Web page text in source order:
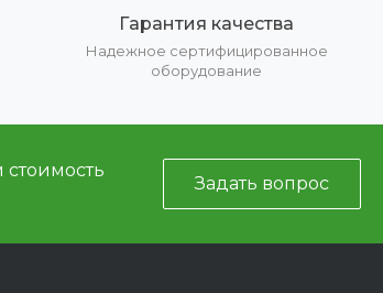
Гарантия качества
Надежное сертифицированное
оборудование
стоимость
Задать вопрос